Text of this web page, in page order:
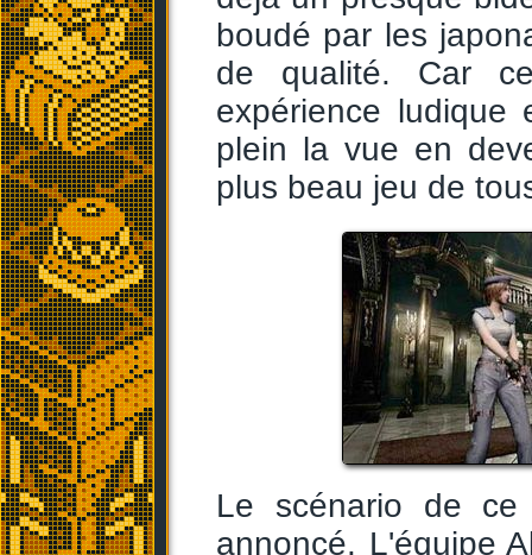
boudé par les
de qualité. Car
expérience ludique
plein la vue en
plus beau jeu de
Le scénario de
annoncé. L'équipe